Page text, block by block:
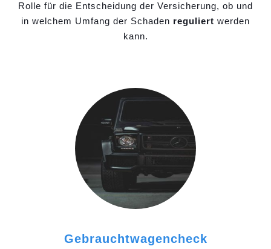
Rolle für die Entscheidung der Versicherung, ob und
in welchem Umfang der Schaden reguliert werden
kann.
Gebrauchtwagencheck